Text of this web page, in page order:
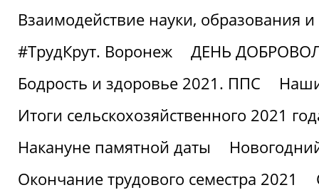
Взаимодействие науки, образования и
#ТрудКрут. Воронеж
ДЕНЬ
Бодрость и здоровье 2021. ППС
Итоги сельскохозяйственного 2021
Накануне памятной даты
Окончание трудового семестра 2021